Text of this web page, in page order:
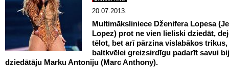
20.07.2013.
Multimāksliniece Dženifera Lopesa
Lopez) prot ne vien lieliski dziedāt,
tēlot, bet arī pārzina vislabākos
baltkvēlei greizsirdīgu padarīt savui
dziedātāju Marku Antoniju (Marc Anthony).